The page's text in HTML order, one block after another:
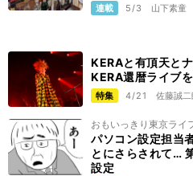
連載 5/3 山下素童
KERAと有頂天と
KERA還暦ライブ
特集 4/21 佐藤誠二
おもいっきり東京ライ
パソコン設定担当
とにさらされて…
設定